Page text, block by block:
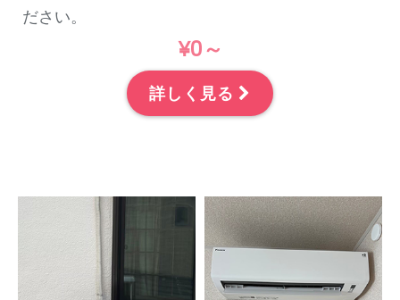
ださい。
¥0～
詳しく見る